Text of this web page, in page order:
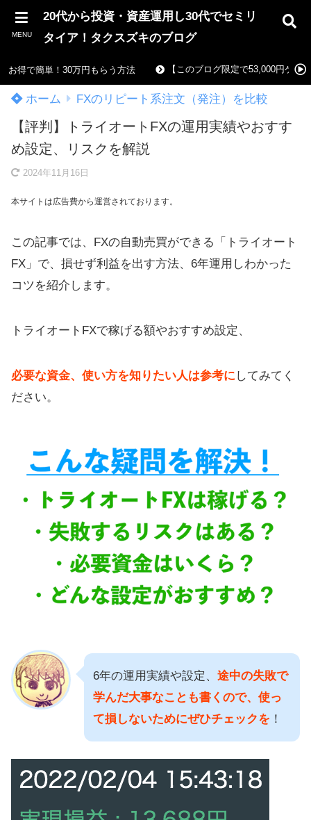
MENU
20代から投資・資産運用し30代でセミリ
タイア！タクスズキのブログ
お得で簡単！30万円もらう方法 【このブログ限定で53,000円ゲッ
ホーム FXのリピート系注文（発注）を比較
【評判】トライオートFXの運用実績やおすす
め設定、リスクを解説
2024年11月16日
本サイトは広告費から運営されております。
この記事では、FXの自動売買ができる「トライオート
FX」で、損せず利益を出す方法、6年運用しわかった
コツを紹介します。
トライオートFXで稼げる額やおすすめ設定、
必要な資金、使い方を知りたい人は参考に してみてく
ださい。
6年の運用実績や設定、 途中の失敗で
学んだ大事なことも書くので、使っ
て損しないためにぜひチェックを ！